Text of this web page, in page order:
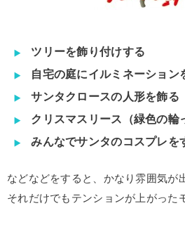
ツリーを飾り付けする
自宅の庭にイルミネーション
サンタクロースの人形を飾る
クリスマスリース（緑色の輪
みんなでサンタのコスプレを
などなどをすると、かなり雰囲気が
それだけでもテンションが上がった